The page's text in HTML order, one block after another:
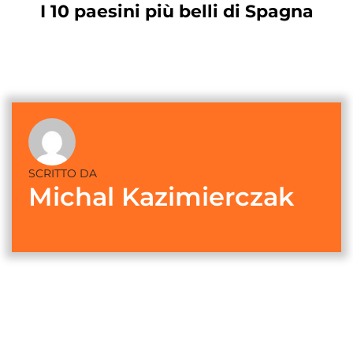
I 10 paesini più belli di Spagna
SCRITTO DA
Michal Kazimierczak